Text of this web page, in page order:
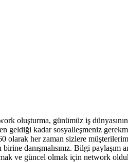
oluşturma, günümüz iş
kadar sosyalleşmeniz
olarak her zaman sizlere
danışmalısınız. Bilgi paylaşım
ve güncel olmak için network